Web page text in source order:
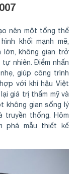
nên một tổng thể
khối mạnh mẽ,
lớn, không gian trở
nhiên. Điểm nhấn
giúp công trình
với khí hậu Việt
giá trị thẩm mỹ và
không gian sống lý
truyền thống. Hôm
phá mẫu thiết kế